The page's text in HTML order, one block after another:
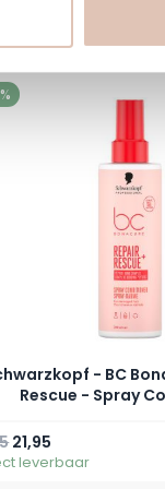
prijs
- BC
Rescue - Spray
Vanaf
21,95
prijs
leverbaar